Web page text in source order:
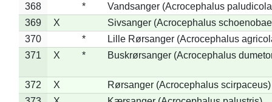
368
*
Vandsanger (Acrocephalus
369
X
Sivsanger (Acrocephalus
370
*
Lille Rørsanger (Acrocephalus
371
X * Buskrørsanger (Acrocephalus
372 X
Rørsanger (Acrocephalus scirpaceus)